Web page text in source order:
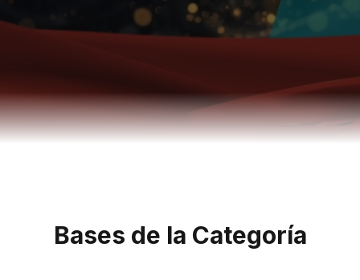
Bases de la Categoría